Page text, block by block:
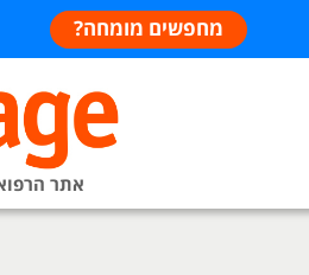
מחפשים מומחה?
אתר